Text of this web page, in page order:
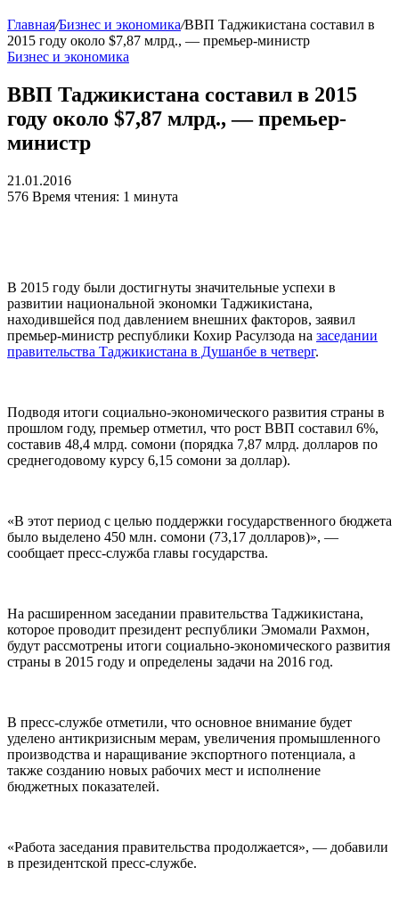
Главная/Бизнес и экономика/ВВП Таджикистана составил в
2015 году около $7,87 млрд., — премьер-министр
Бизнес и экономика
ВВП Таджикистана составил в 2015
году около $7,87 млрд., — премьер-
министр
21.01.2016
576 Время чтения: 1 минута
В 2015 году были достигнуты значительные успехи в
развитии национальной экономки Таджикистана,
находившейся под давлением внешних факторов, заявил
премьер-министр республики Кохир Расулзода на заседании
правительства Таджикистана в Душанбе в четверг.
Подводя итоги социально-экономического развития страны в
прошлом году, премьер отметил, что рост ВВП составил 6%,
составив 48,4 млрд. сомони (порядка 7,87 млрд. долларов по
среднегодовому курсу 6,15 сомони за доллар).
«В этот период с целью поддержки государственного бюджета
было выделено 450 млн. сомони (73,17 долларов)», —
сообщает пресс-служба главы государства.
На расширенном заседании правительства Таджикистана,
которое проводит президент республики Эмомали Рахмон,
будут рассмотрены итоги социально-экономического развития
страны в 2015 году и определены задачи на 2016 год.
В пресс-службе отметили, что основное внимание будет
уделено антикризисным мерам, увеличения промышленного
производства и наращивание экспортного потенциала, а
также созданию новых рабочих мест и исполнение
бюджетных показателей.
«Работа заседания правительства продолжается», — добавили
в президентской пресс-службе.